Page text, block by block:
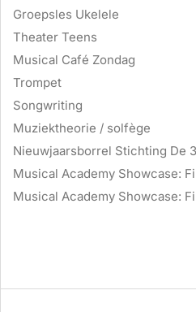
Groepsles Ukelele
Theater Teens
Musical Café Zondag
Trompet
Songwriting
Muziektheorie / solfège
Nieuwjaarsborrel Stichting De
Musical Academy Showcase:
Musical Academy Showcase: